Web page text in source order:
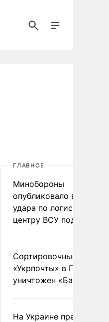
ГЛАВНОЕ
Минобороны
опубликовало видео
удара по
центру ВСУ под Киевом
Сортировочный пункт
«Укрпочты» в
уничтожен
На Украине